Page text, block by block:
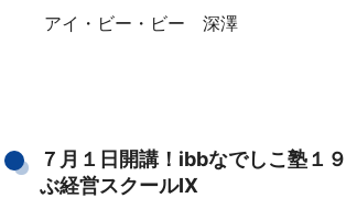
アイ・ビー・ビー 深澤
７月１日開講！ibbなでしこ塾１
ぶ経営スクールⅨ